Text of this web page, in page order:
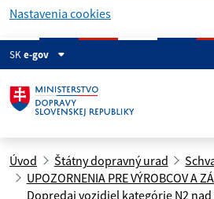
Nastavenia cookies
SKe-gov
Úvod Štátny dopravný urad
UPOZORNENIA PRE VÝROBCOV A
Dopredaj vozidiel kategórie N2 nad